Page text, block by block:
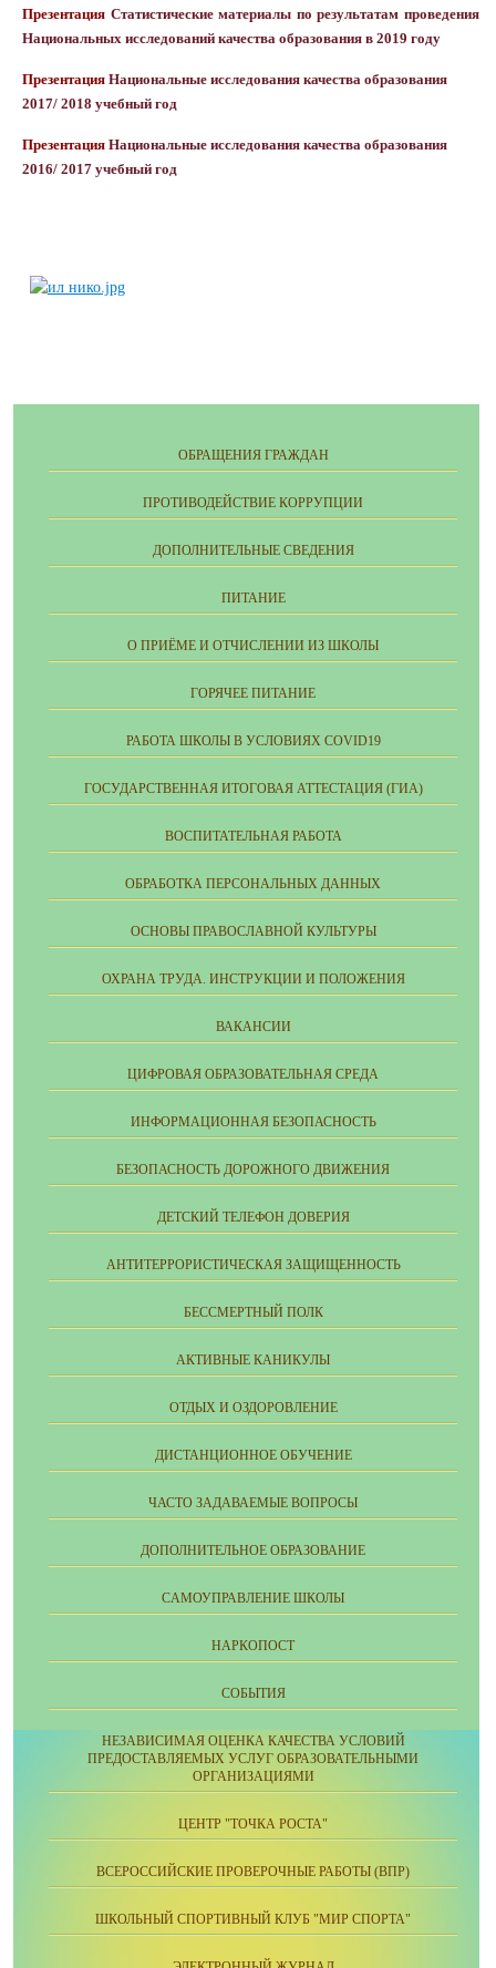
Презентация Статистические материалы по результатам проведения
Национальных исследований качества образования в 2019 году
Презентация Национальные исследования качества образования
2017/ 2018 учебный год
Презентация Национальные исследования качества образования
2016/ 2017 учебный год
ОБРАЩЕНИЯ ГРАЖДАН
ПРОТИВОДЕЙСТВИЕ КОРРУПЦИИ
ДОПОЛНИТЕЛЬНЫЕ СВЕДЕНИЯ
ПИТАНИЕ
О ПРИЁМЕ И ОТЧИСЛЕНИИ ИЗ ШКОЛЫ
ГОРЯЧЕЕ ПИТАНИЕ
РАБОТА ШКОЛЫ В УСЛОВИЯХ COVID19
ГОСУДАРСТВЕННАЯ ИТОГОВАЯ АТТЕСТАЦИЯ (ГИА)
ВОСПИТАТЕЛЬНАЯ РАБОТА
ОБРАБОТКА ПЕРСОНАЛЬНЫХ ДАННЫХ
ОСНОВЫ ПРАВОСЛАВНОЙ КУЛЬТУРЫ
ОХРАНА ТРУДА. ИНСТРУКЦИИ И ПОЛОЖЕНИЯ
ВАКАНСИИ
ЦИФРОВАЯ ОБРАЗОВАТЕЛЬНАЯ СРЕДА
ИНФОРМАЦИОННАЯ БЕЗОПАСНОСТЬ
БЕЗОПАСНОСТЬ ДОРОЖНОГО ДВИЖЕНИЯ
ДЕТСКИЙ ТЕЛЕФОН ДОВЕРИЯ
АНТИТЕРРОРИСТИЧЕСКАЯ ЗАЩИЩЕННОСТЬ
БЕССМЕРТНЫЙ ПОЛК
АКТИВНЫЕ КАНИКУЛЫ
ОТДЫХ И ОЗДОРОВЛЕНИЕ
ДИСТАНЦИОННОЕ ОБУЧЕНИЕ
ЧАСТО ЗАДАВАЕМЫЕ ВОПРОСЫ
ДОПОЛНИТЕЛЬНОЕ ОБРАЗОВАНИЕ
CАМОУПРАВЛЕНИЕ ШКОЛЫ
НАРКОПОСТ
СОБЫТИЯ
НЕЗАВИСИМАЯ ОЦЕНКА КАЧЕСТВА УСЛОВИЙ
ПРЕДОСТАВЛЯЕМЫХ УСЛУГ ОБРАЗОВАТЕЛЬНЫМИ
ОРГАНИЗАЦИЯМИ
ЦЕНТР "ТОЧКА РОСТА"
ВСЕРОССИЙСКИЕ ПРОВЕРОЧНЫЕ РАБОТЫ (ВПР)
ШКОЛЬНЫЙ СПОРТИВНЫЙ КЛУБ "МИР СПОРТА"